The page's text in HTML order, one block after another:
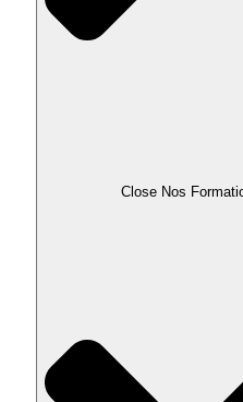
Close Nos